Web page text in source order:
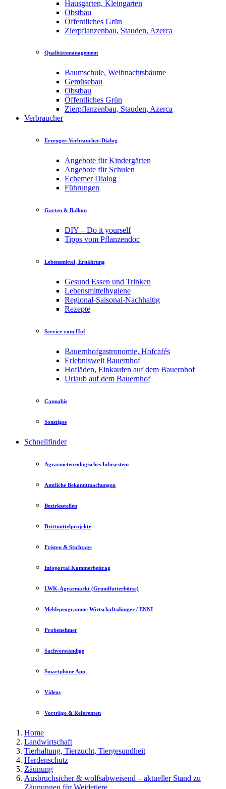
Hausgarten, Kleingarten
Obstbau
Öffentliches Grün
Zierpflanzenbau, Stauden, Azerca
Qualitätsmanagement
Baumschule, Weihnachtsbäume
Gemüsebau
Obstbau
Öffentliches Grün
Zierpflanzenbau, Stauden, Azerca
Verbraucher
Erzeuger-Verbraucher-Dialog
Angebote für Kindergärten
Angebote für Schulen
Echemer Dialog
Führungen
Garten & Balkon
DIY – Do it yourself
Tipps vom Pflanzendoc
Lebensmittel, Ernährung
Gesund Essen und Trinken
Lebensmittelhygiene
Regional-Saisonal-Nachhaltig
Rezepte
Service vom Hof
Bauernhofgastronomie, Hofcafés
Erlebniswelt Bauernhof
Hofläden, Einkaufen auf dem Bauernhof
Urlaub auf dem Bauernhof
Cannabis
Sonstiges
Schnellfinder
Agrarmeteorologisches Infosystem
Amtliche Bekanntmachungen
Bezirksstellen
Drittmittelprojekte
Fristen & Stichtage
Infoportal Kammerbeitrag
LWK-Agrarmarkt (Grundfutterbörse)
Meldeprogramme Wirtschaftsdünger / ENNI
Probenehmer
Sachverständige
Smartphone App
Videos
Vorträge & Referenten
Home
Landwirtschaft
Tierhaltung, Tierzucht, Tiergesundheit
Herdenschutz
Zäunung
Ausbruchsicher & wolfsabweisend – aktueller Stand zu
Zäunungen für Weidetiere